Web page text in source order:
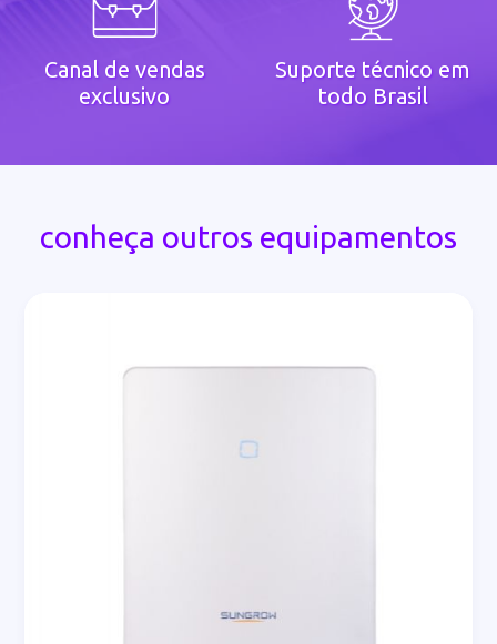
Canal de vendas
exclusivo
Suporte técnico em
todo Brasil
conheça outros equipamentos